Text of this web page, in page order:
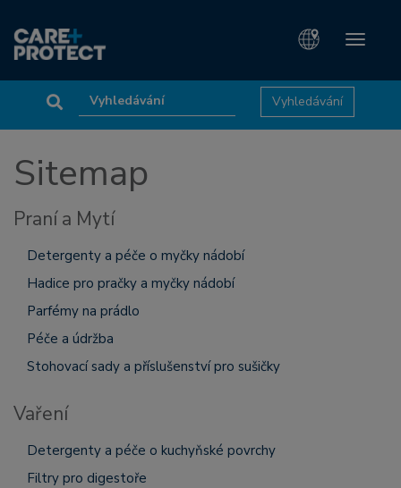
Toggle
Sitemap
Praní a Mytí
Detergenty a péče o myčky nádobí
Hadice pro pračky a myčky nádobí
Parfémy na prádlo
Péče a údržba
Stohovací sady a příslušenství pro sušičky
Vaření
Detergenty a péče o kuchyňské povrchy
Filtry pro digestoře